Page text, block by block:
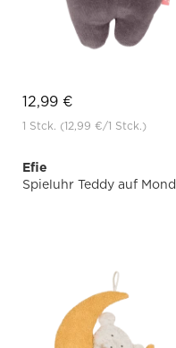
12,99 €
1 Stck. (12,99 €/1 Stck.)
Efie
Spieluhr Teddy auf Mond